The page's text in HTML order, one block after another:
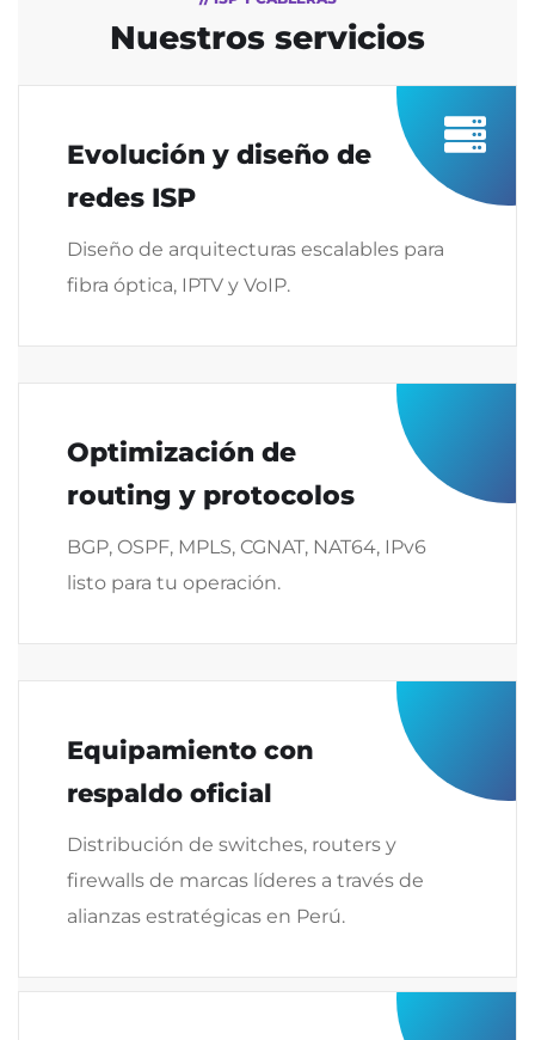
Nuestros servicios
Evolución y diseño de
redes ISP
Diseño de arquitecturas escalables para
fibra óptica, IPTV y VoIP.
Optimización de
routing y protocolos
BGP, OSPF, MPLS, CGNAT, NAT64, IPv6
listo para tu operación.
Equipamiento con
respaldo oficial
Distribución de switches, routers y
firewalls de marcas líderes a través de
alianzas estratégicas en Perú.